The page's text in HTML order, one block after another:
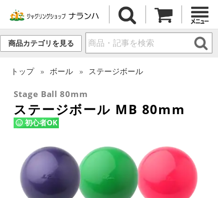
商品カテゴリを見る
トップ ボール ステージボール
Stage Ball 80mm
ステージボール MB 80mm
初心者OK